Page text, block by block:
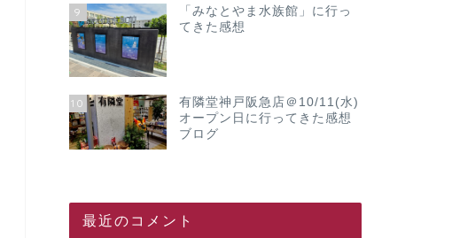
9
「みなとやま水族館」に行っ
てきた感想
10
有隣堂神戸阪急店＠10/11(水)
オープン日に行ってきた感想
ブログ
最近のコメント